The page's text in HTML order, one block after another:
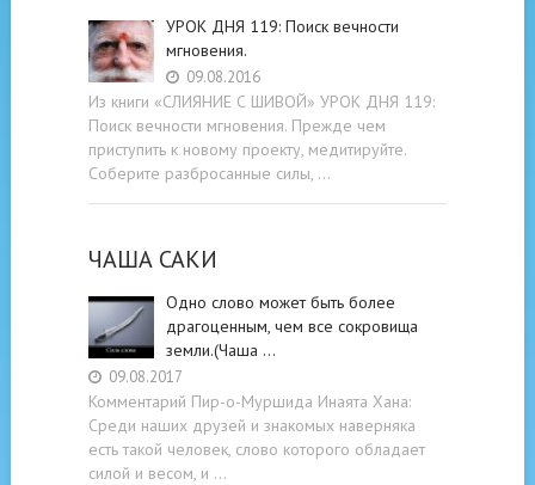
УРОК ДНЯ 119: Поиск вечности
мгновения.
09.08.2016
Из книги «СЛИЯНИЕ С ШИВОЙ» УРОК ДНЯ 119:
Поиск вечности мгновения. Прежде чем
приступить к новому проекту, медитируйте.
Соберите разбросанные силы, …
ЧАША САКИ
Одно слово может быть более
драгоценным, чем все сокровища
земли.(Чаша …
09.08.2017
Комментарий Пир-о-Муршида Инаята Хана:
Среди наших друзей и знакомых наверняка
есть такой человек, слово которого обладает
силой и весом, и …